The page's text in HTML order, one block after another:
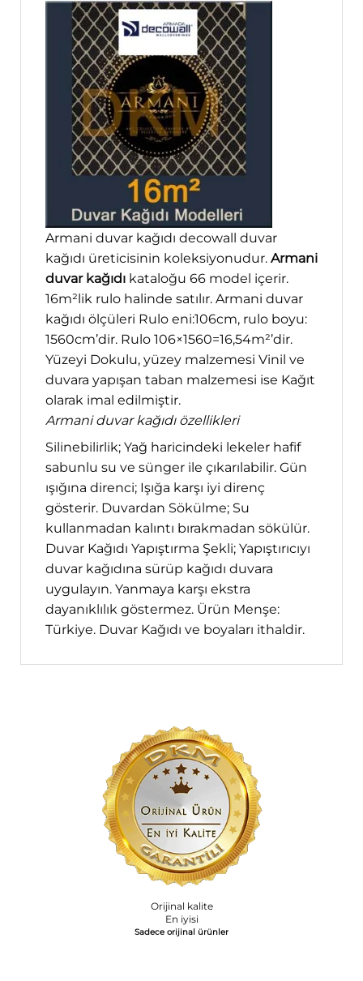
Armani duvar kağıdı decowall duvar
kağıdı üreticisinin koleksiyonudur. Armani
duvar kağıdı kataloğu 66 model içerir.
16m²lik rulo halinde satılır. Armani duvar
kağıdı ölçüleri Rulo eni:106cm, rulo boyu:
1560cm’dir. Rulo 106×1560=16,54m²’dir.
Yüzeyi Dokulu, yüzey malzemesi Vinil ve
duvara yapışan taban malzemesi ise Kağıt
olarak imal edilmiştir.
Armani duvar kağıdı özellikleri
Silinebilirlik; Yağ haricindeki lekeler hafif
sabunlu su ve sünger ile çıkarılabilir. Gün
ışığına direnci; Işığa karşı iyi direnç
gösterir. Duvardan Sökülme; Su
kullanmadan kalıntı bırakmadan sökülür.
Duvar Kağıdı Yapıştırma Şekli; Yapıştırıcıyı
duvar kağıdına sürüp kağıdı duvara
uygulayın. Yanmaya karşı ekstra
dayanıklılık göstermez. Ürün Menşe:
Türkiye. Duvar Kağıdı ve boyaları ithaldir.
Orijinal kalite
En iyisi
Sadece orijinal ürünler